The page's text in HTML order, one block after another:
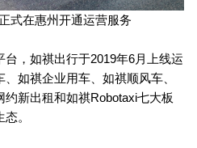
式在惠州开通运营服务
，如祺出行于2019年6月上线运
如祺企业用车、如祺顺风车、
新出租和如祺Robotaxi七大板
。